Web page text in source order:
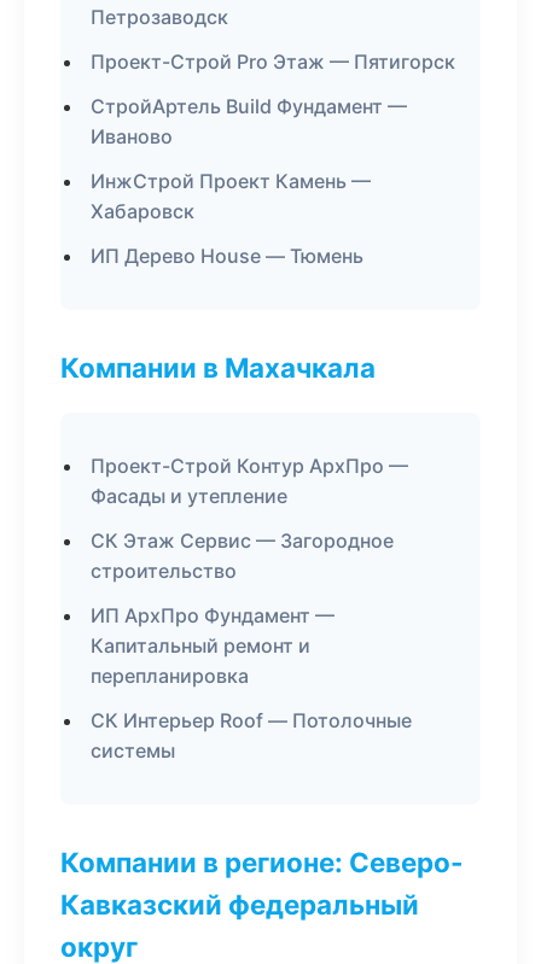
Петрозаводск
Проект-Строй Pro Этаж — Пятигорск
СтройАртель Build Фундамент —
Иваново
ИнжСтрой Проект Камень —
Хабаровск
ИП Дерево House — Тюмень
Компании в Махачкала
Проект-Строй Контур АрхПро —
Фасады и утепление
СК Этаж Сервис — Загородное
строительство
ИП АрхПро Фундамент —
Капитальный ремонт и
перепланировка
СК Интерьер Roof — Потолочные
системы
Компании в регионе: Северо-
Кавказский федеральный
округ